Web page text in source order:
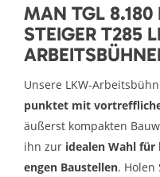
MAN TGL 8.180
STEIGER T285
Unsere LKW-
punktet mit
äußerst kompakten
ihn zur idealen Wahl
engen Baustellen. Holen